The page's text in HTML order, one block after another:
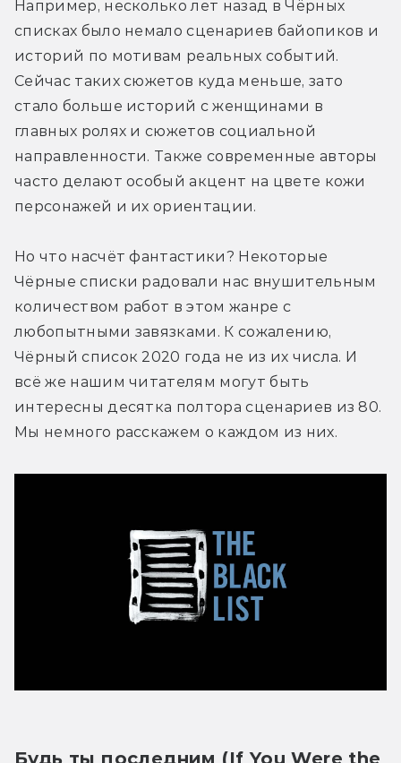
Например, несколько лет назад в Чёрных
списках было немало сценариев байопиков и
историй по мотивам реальных событий.
Сейчас таких сюжетов куда меньше, зато
стало больше историй с женщинами в
главных ролях и сюжетов социальной
направленности. Также современные авторы
часто делают особый акцент на цвете кожи
персонажей и их ориентации.
Но что насчёт фантастики? Некоторые
Чёрные списки радовали нас внушительным
количеством работ в этом жанре с
любопытными завязками. К сожалению,
Чёрный список 2020 года не из их числа. И
всё же нашим читателям могут быть
интересны десятка полтора сценариев из 80.
Мы немного расскажем о каждом из них.